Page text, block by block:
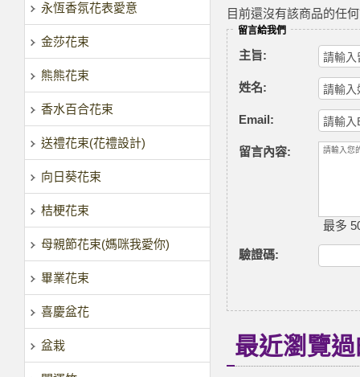
永恆香氛花表愛意
金莎花束
熊熊花束
香水百合花束
送禮花束(花禮設計)
向日葵花束
桔梗花束
母親節花束(媽咪我愛你)
畢業花束
喜慶盆花
盆栽
目前還沒有該商品的任
留言給我們
主旨:
姓名:
Email:
留言內容:
最多
驗證碼:
最近瀏覽